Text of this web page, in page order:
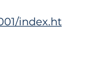
index.ht